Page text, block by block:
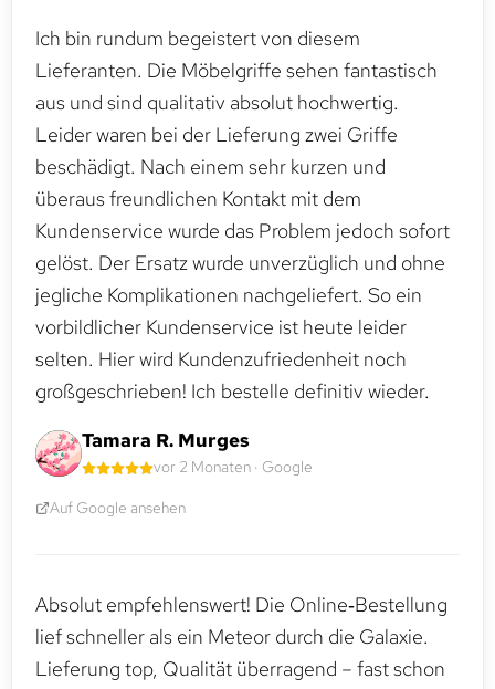
Ich bin rundum begeistert von diesem
Lieferanten. Die Möbelgriffe sehen fantastisch
aus und sind qualitativ absolut hochwertig.
Leider waren bei der Lieferung zwei Griffe
beschädigt. Nach einem sehr kurzen und
überaus freundlichen Kontakt mit dem
Kundenservice wurde das Problem jedoch sofort
gelöst. Der Ersatz wurde unverzüglich und ohne
jegliche Komplikationen nachgeliefert. So ein
vorbildlicher Kundenservice ist heute leider
selten. Hier wird Kundenzufriedenheit noch
großgeschrieben! Ich bestelle definitiv wieder.
Tamara R. Murges
vor 2 Monaten · Google
Auf Google ansehen
Absolut empfehlenswert! Die Online‑Bestellung
lief schneller als ein Meteor durch die Galaxie.
Lieferung top, Qualität überragend – fast schon